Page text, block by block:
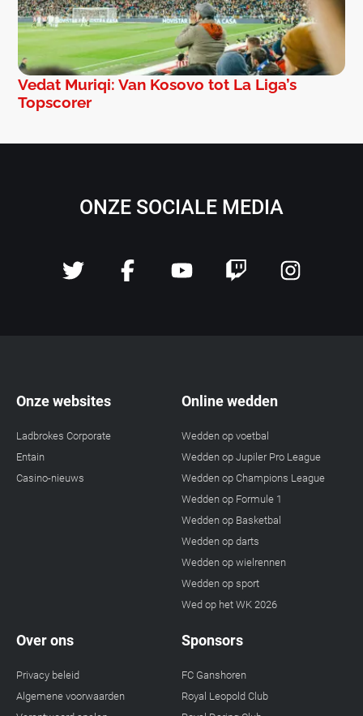
Vedat Muriqi: Van Kosovo tot La Liga’s
Topscorer
ONZE SOCIALE MEDIA
Onze websites
Ladbrokes Corporate
Entain
Casino-nieuws
Online wedden
Wedden op voetbal
Wedden op Jupiler Pro League
Wedden op Champions League
Wedden op Formule 1
Wedden op Basketbal
Wedden op darts
Wedden op wielrennen
Wedden op sport
Wed op het WK 2026
Over ons
Privacy beleid
Algemene voorwaarden
Sponsors
FC Ganshoren
Royal Leopold Club